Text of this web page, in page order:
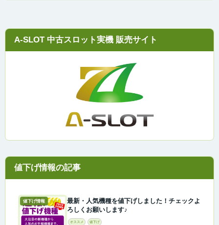
A-SLOT 中古スロット実機 販売サイト
値下げ情報
最新・人気機種を値下げしました！チェックよ
ろしくお願いします♪
オススメ 値下げ